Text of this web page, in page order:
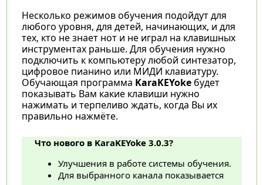
Несколько режимов обучения подойдут для
любого уровня, для детей, начинающих, и для
тех, кто не знает нот и не играл на клавишных
инструментах раньше. Для обучения нужно
подключить к компьютеру любой синтезатор,
цифровое пианино или МИДИ клавиатуру.
Обучающая программа KaraKEYoke будет
показывать Вам какие клавиши нужно
нажимать и терпеливо ждать, когда Вы их
правильно нажмёте.
Что нового в KaraKEYoke 3.0.3?
Улучшения в работе системы обучения.
Для выбранного канала показывается